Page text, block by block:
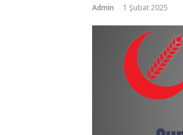
Admin 1 Şubat 2025